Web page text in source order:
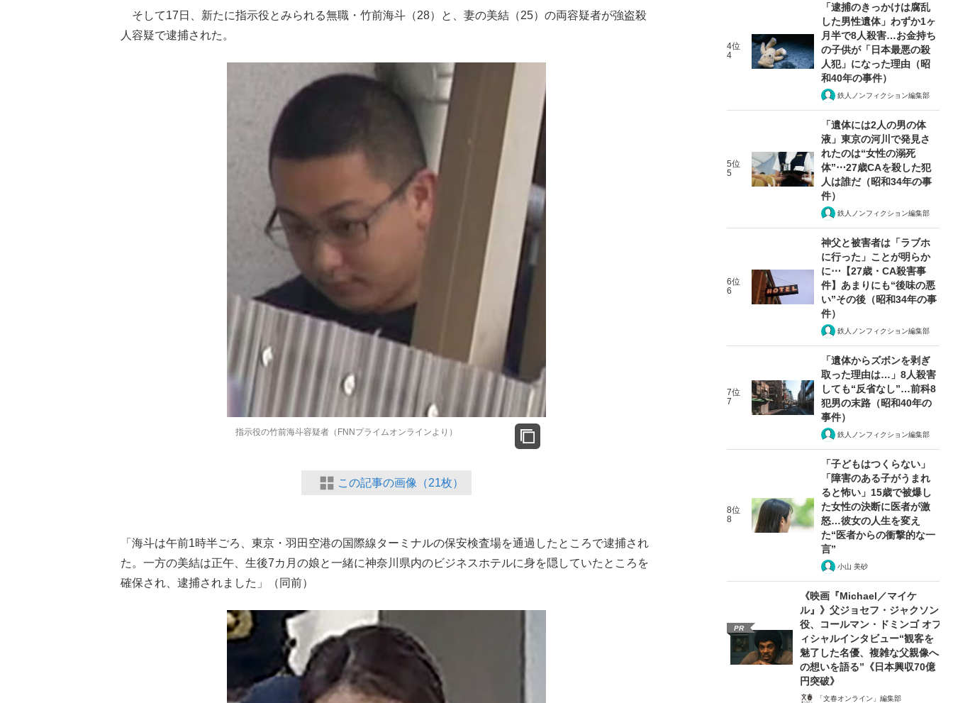
そして17日、新たに指示役とみられる無職・竹前海斗（28）と、妻の美結（25）の両容疑者が強盗殺
人容疑で逮捕された。
指示役の竹前海斗容疑者（FNNプライムオンラインより）
この記事の画像（21枚）
「海斗は午前1時半ごろ、東京・羽田空港の国際線ターミナルの保安検査場を通過したところで逮捕され
た。一方の美結は正午、生後7カ月の娘と一緒に神奈川県内のビジネスホテルに身を隠していたところを
確保され、逮捕されました」（同前）
4位
4
「逮捕のきっかけは腐乱
した男性遺体」わずか1ヶ
月半で8人殺害…お金持ち
の子供が「日本最悪の殺
人犯」になった理由（昭
和40年の事件）
鉄人ノンフィクション編集部
5位
5
「遺体には2人の男の体
液」東京の河川で発見さ
れたのは“女性の溺死
体”⋯27歳CAを殺した犯
人は誰だ（昭和34年の事
件）
鉄人ノンフィクション編集部
6位
6
神父と被害者は「ラブホ
に行った」ことが明らか
に⋯【27歳・CA殺害事
件】あまりにも“後味の悪
い”その後（昭和34年の事
件）
鉄人ノンフィクション編集部
7位
7
「遺体からズボンを剥ぎ
取った理由は…」8人殺害
しても“反省なし”…前科8
犯男の末路（昭和40年の
事件）
鉄人ノンフィクション編集部
8位
8
「子どもはつくらない」
「障害のある子がうまれ
ると怖い」15歳で被爆し
た女性の決断に医者が激
怒…彼女の人生を変え
た“医者からの衝撃的な一
言”
小山 美砂
PR
《映画『Michael／マイケ
ル』》父ジョセフ・ジャクソン
役、コールマン・ドミンゴ オフ
ィシャルインタビュー“観客を
魅了した名優、複雑な父親像へ
の想いを語る”《日本興収70億
円突破》
「文春オンライン」編集部